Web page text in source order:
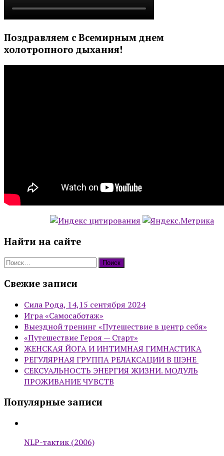
Поздравляем с Всемирным днем
холотропного дыхания!
Найти на сайте
Найти:
Свежие записи
Сила Рода, 14,15 сентября 2024
Игра «Самосаботаж»
Выездной тренинг «Путешествие в центр себя»
«Путешествие Героя — Старт»
ЖЕНСКАЯ ЙОГА И ИНТИМНАЯ ГИМНАСТИКА
РЕГУЛЯРНАЯ ГРУППА РЕЛАКСАЦИИ В ШЭНЕ
СЕКСУАЛЬНОСТЬ ЭНЕРГИЯ ЖИЗНИ. МОДУЛЬ
ПРОЖИВАНИЕ ЧУВСТВ
Популярные записи
NLP-тактик (2006)